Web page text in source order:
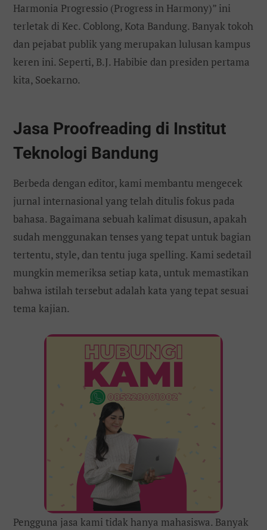
Harmonia Progressio (Progress in Harmony)” ini
terletak di Kec. Coblong, Kota Bandung. Banyak tokoh
dan pejabat publik yang merupakan lulusan kampus
keren ini. Seperti, B.J. Habibie dan presiden pertama
kita, Soekarno.
Jasa Proofreading di Institut
Teknologi Bandung
Berbeda dengan editor, kami membantu mengecek
jurnal internasional yang telah ditulis fokus pada
bahasa. Bagaimana sebuah kalimat disusun, apakah
sudah menggunakan tenses yang tepat untuk bagian
tertentu, style, dan tentu juga spelling. Kami sedetail
mungkin memeriksa setiap kata, untuk memastikan
bahwa istilah tersebut adalah kata yang tepat sesuai
tema kajian.
Pengguna jasa kami tidak hanya mahasiswa. Banyak